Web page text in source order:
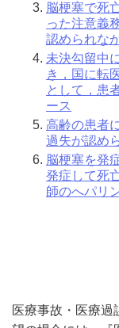
脳梗塞で死
った注意義
認められな
未決勾留中
き，国に転
として，患
ース
高齢の患者
過失が認め
脳梗塞を発
発症して死
師のへパリ
医療事故・医療過